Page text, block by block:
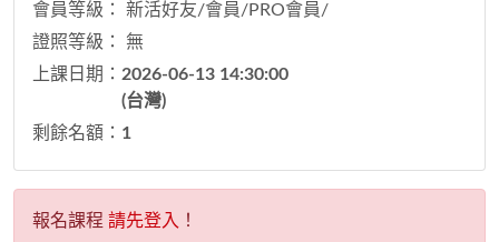
會員等級： 新活好友/會員/PRO會員/
證照等級： 無
上課日期： 2026-06-13 14:30:00
(台灣)
剩餘名額： 1
報名課程 請先登入 ！